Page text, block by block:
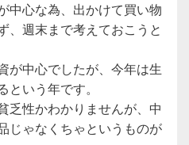
中心な為、出かけて買い物
、週末まで考えておこうと
が中心でしたが、今年は生
いう年です。
乏性かわかりませんが、中
じゃなくちゃというものが